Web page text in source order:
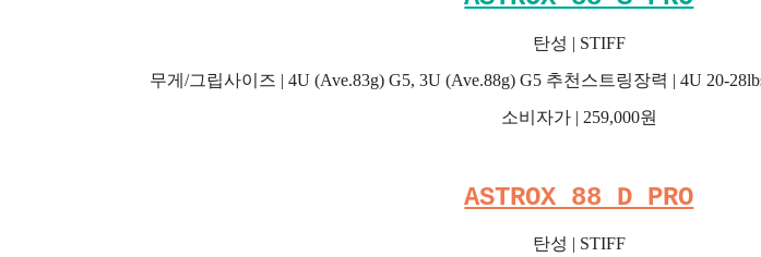
탄성 | STIFF
무게/그립사이즈 | 4U (Ave.83g) G5, 3U (Ave.88g) G5 추천스트링장력 | 4U 20-
소비자가 | 259,000원
ASTROX 88 D PRO
탄성 | STIFF